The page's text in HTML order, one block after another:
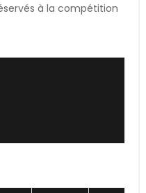
à la compétition